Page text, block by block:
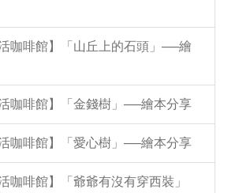
咖啡館】「山丘上的石頭」──繪
咖啡館】「金錢樹」──繪本分享
咖啡館】「愛心樹」──繪本分享
咖啡館】「爺爺有沒有穿西裝」